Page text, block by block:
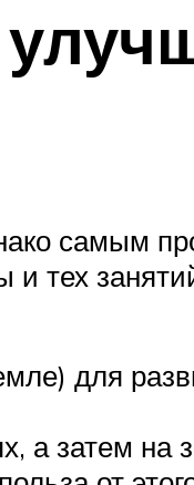
самым
тех
для
а затем на